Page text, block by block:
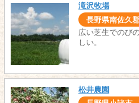
滝沢牧場
長野県南佐久
広い芝生でのび
しい。
松井農園